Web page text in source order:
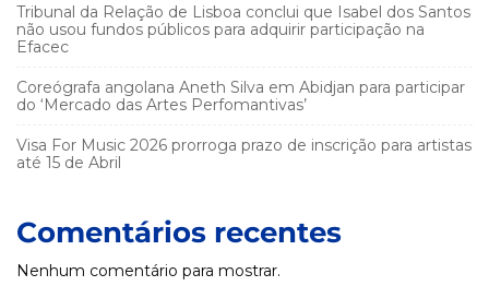
Tribunal da Relação de Lisboa conclui que Isabel dos Santos
não usou fundos públicos para adquirir participação na
Efacec
Coreógrafa angolana Aneth Silva em Abidjan para participar
do ‘Mercado das Artes Perfomantivas’
Visa For Music 2026 prorroga prazo de inscrição para artistas
até 15 de Abril
Comentários recentes
Nenhum comentário para mostrar.